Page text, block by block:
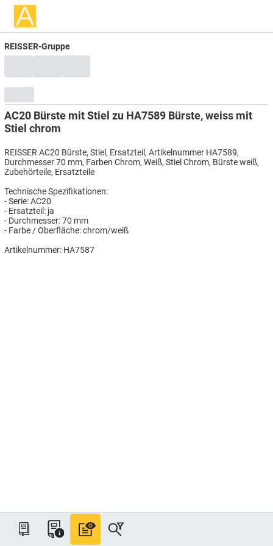
REISSER-Gruppe
AC20 Bürste mit Stiel zu HA7589 Bürste, weiss mit
Stiel chrom
REISSER AC20 Bürste, Stiel, Ersatzteil, Artikelnummer HA7589,
Durchmesser 70 mm, Farben Chrom, Weiß, Stiel Chrom, Bürste weiß,
Zubehörteile, Ersatzteile
Technische Spezifikationen:
- Serie: AC20
- Ersatzteil: ja
- Durchmesser: 70 mm
- Farbe / Oberfläche: chrom/weiß
Artikelnummer: HA7587